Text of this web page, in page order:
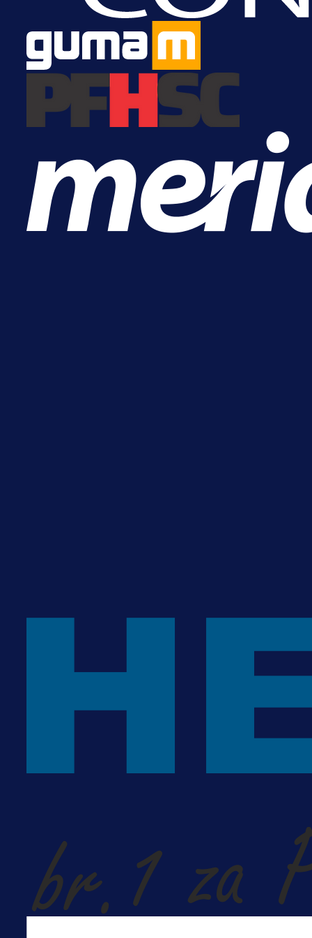
je Barbarez rekao o transferu
Alajbegovića u Juventus!
13 h 49 min